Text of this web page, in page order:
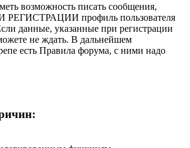
возможность писать сообщения,
РЕГИСТРАЦИИ профиль пользователя
данные, указанные при регистрации
не ждать. В дальнейшем
есть Правила форума, с ними надо